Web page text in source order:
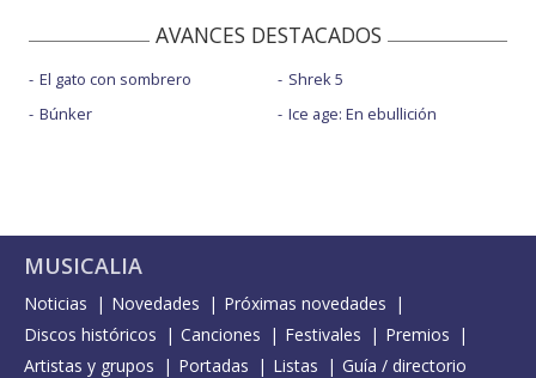
AVANCES DESTACADOS
El gato con sombrero
Búnker
Shrek 5
Ice age: En ebullición
MUSICALIA
Noticias Novedades
Próximas novedades
Discos históricos
Canciones Festivales
Premios
Artistas y grupos
Portadas Listas Guía / directorio